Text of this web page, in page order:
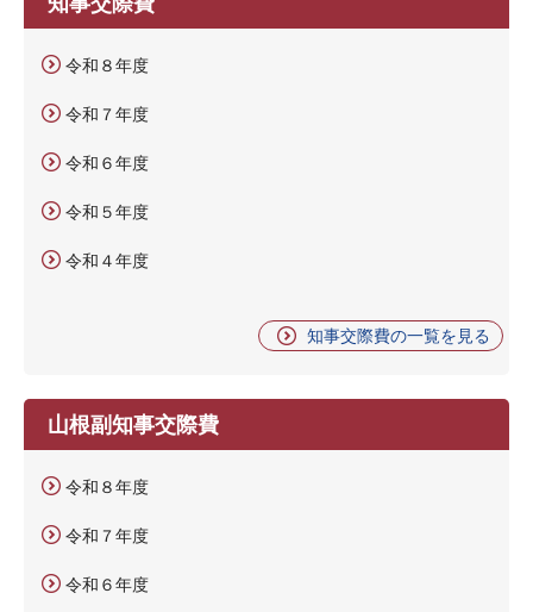
令和８年度
令和７年度
令和６年度
令和５年度
令和４年度
知事交際費の一覧を見る
山根副知事交際費
令和８年度
令和７年度
令和６年度